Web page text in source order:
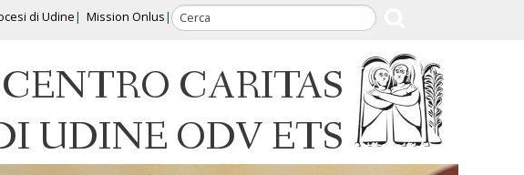
di Udine Mission Onlus
CENTRO CARITAS
UDINE ODV ETS